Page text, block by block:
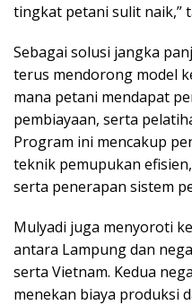
tingkat petani sulit naik,”
Sebagai solusi jangka
terus mendorong model
mana petani mendapat
pembiayaan, serta
Program ini mencakup
teknik pemupukan
serta penerapan sistem
Mulyadi juga menyoroti
antara Lampung dan
serta Vietnam. Kedua
menekan biaya produksi